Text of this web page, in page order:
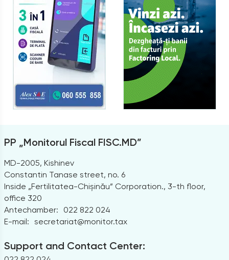
PP „Monitorul Fiscal FISC.MD”
MD-2005, Kishinev
Constantin Tanase street, no. 6
Inside „Fertilitatea-Chișinău” Corporation., 3-th floor,
office 320
Antechamber:
022 822 024
E-mail: secretariat@monitor.tax
Support and Contact Center: